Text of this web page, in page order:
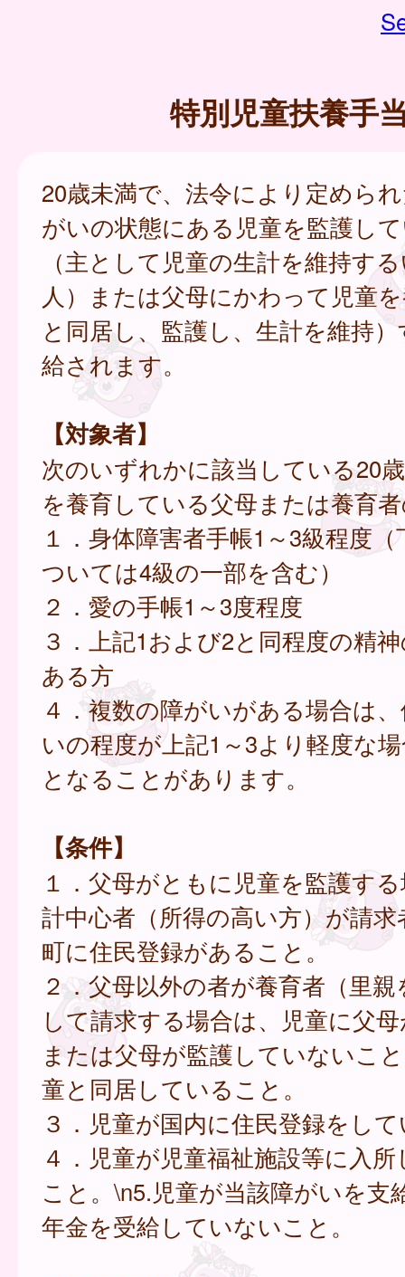
特別児童扶養手
20歳未満で、法令により定めら
がいの状態にある児童を監護し
（主として児童の生計を維持す
人）または父母にかわって児童
と同居し、監護し、生計を維持
給されます。
【対象者】
次のいずれかに該当している20
を養育している父母または養育
１．身体障害者手帳1～3級程度
ついては4級の一部を含む）
２．愛の手帳1～3度程度
３．上記1および2と同程度の精
ある方
４．複数の障がいがある場合は
いの程度が上記1～3より軽度な
となることがあります。
【条件】
１．父母がともに児童を監護す
計中心者（所得の高い方）が請
町に住民登録があること。
２．父母以外の者が養育者（里
して請求する場合は、児童に父
または父母が監護していないこ
童と同居していること。
３．児童が国内に住民登録をし
４．児童が児童福祉施設等に入
こと。\n5.児童が当該障がいを支
年金を受給していないこと。